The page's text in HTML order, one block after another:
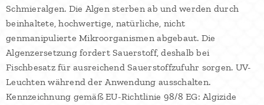
Schmieralgen. Die Algen sterben ab und werden durch
beinhaltete, hochwertige, natürliche, nicht
genmanipulierte Mikroorganismen abgebaut. Die
Algenzersetzung fordert Sauerstoff, deshalb bei
Fischbesatz für ausreichend Sauerstoffzufuhr sorgen. UV-
Leuchten während der Anwendung ausschalten.
Kennzeichnung gemäß EU-Richtlinie 98/8 EG: Algizide